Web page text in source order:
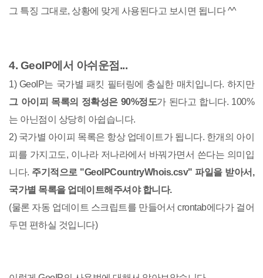
그 특징 그대로, 상황에 맞게 사용된다고 보시면 됩니다 ^^
4. GeoIP에서 아쉬운점...
1) GeoIP는 국가별 패킷 필터링에 충실한 매치입니다. 하지만
그 아이피 목록의 정확성은 90%정도가 된다고 합니다. 100%
는 아닌점이 상당히 아쉽습니다.
2) 국가별 아이피 목록은 항상 업데이트가 됩니다. 한개의 아이
피를 가지고도, 이나라 저나라에서 바꿔가면서 쓴다는 의미입
니다. 주기적으로 "GeoIPCountryWhois.csv" 파일을 받아서,
국가별 목록을 업데이트해주셔야 합니다.
(물론 자동 업데이트 스크립트를 만들어서 crontab에다가 걸어
두면 편하실 것입니다)